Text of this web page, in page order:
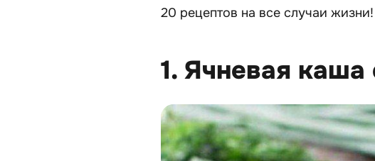
20 рецептов на все случаи жизни!
1. Ячневая